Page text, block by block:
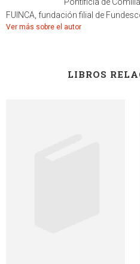
FUINCA, fundación filial de
Ver más sobre el autor
LIBROS